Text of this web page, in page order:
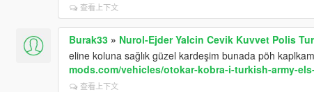
查看上下文
Burak33» Nurol-Ejder Yalcin Cevik Kuvvet Polis
eline koluna sağlık güzel kardeşim bunada pöh
mods.com/vehicles/otokar-kobra-i-turkish-army-
查看上下文